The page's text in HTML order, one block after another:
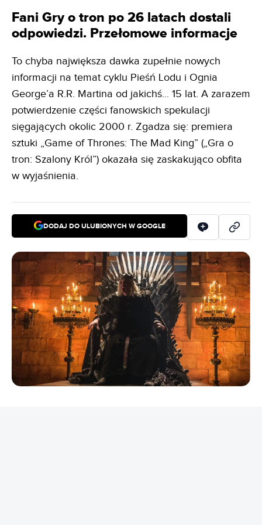
Fani Gry o tron po 26 latach dostali
odpowiedzi. Przełomowe informacje
To chyba największa dawka zupełnie nowych
informacji na temat cyklu Pieśń Lodu i Ognia
George’a R.R. Martina od jakichś... 15 lat. A zarazem
potwierdzenie części fanowskich spekulacji
sięgających okolic 2000 r. Zgadza się: premiera
sztuki „Game of Thrones: The Mad King” („Gra o
tron: Szalony Król”) okazała się zaskakująco obfita
w wyjaśnienia.
DODAJ DO ULUBIONYCH W GOOGLE